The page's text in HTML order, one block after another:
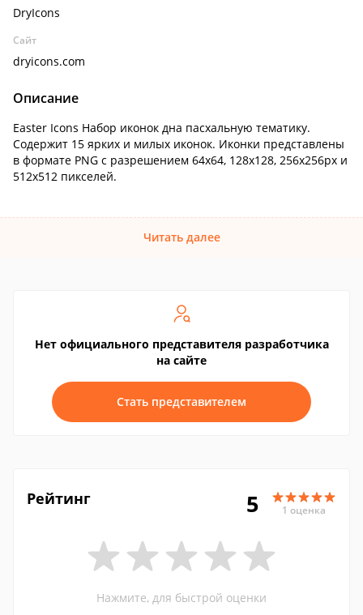
DryIcons
Сайт
dryicons.com
Описание
Easter Icons Набор иконок дна пасхальную тематику.
Содержит 15 ярких и милых иконок. Иконки представлены
в формате PNG с разрешением 64x64, 128x128, 256x256px и
512x512 пикселей.
Читать далее
Нет официального представителя разработчика
на сайте
Стать представителем
Рейтинг 5 1 оценка
Нажмите, для быстрой оценки